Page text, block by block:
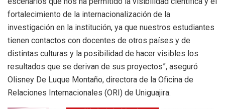
fortalecimiento de la internacionalización de la
investigación en la institución, ya que nuestros estudiantes
tienen contactos con docentes de otros países y de
distintas culturas y la posibilidad de hacer visibles los
resultados que se derivan de sus proyectos”, aseguró
Olisney De Luque Montaño, directora de la Oficina de
Relaciones Internacionales (ORI) de Uniguajira.